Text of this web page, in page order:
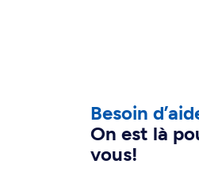
Besoin
On est là
vous!